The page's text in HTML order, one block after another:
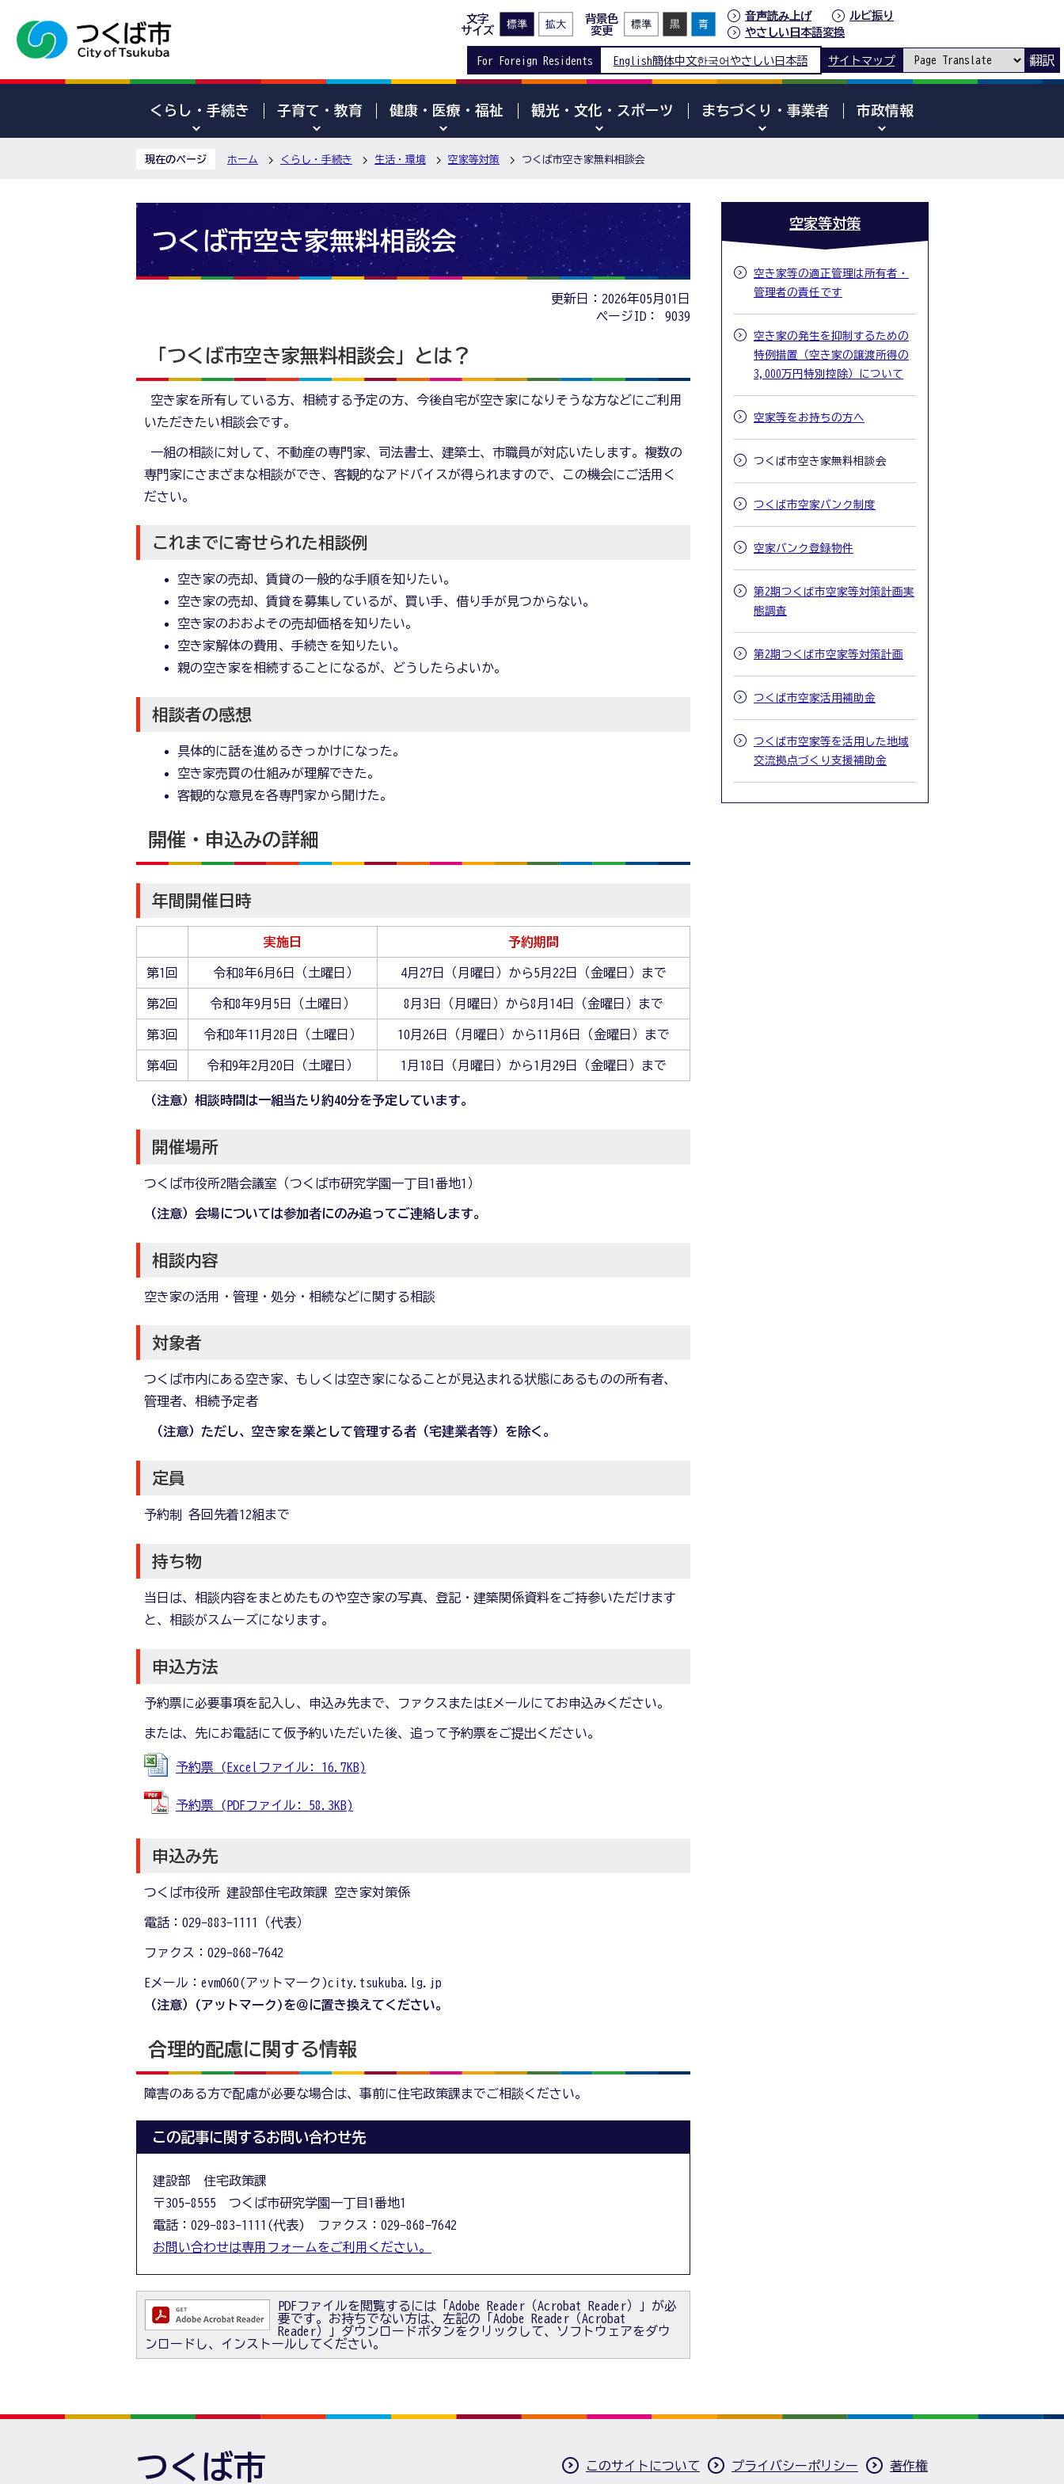
文字
サイズ
背景色
変更
音声読み上げ
ルビ振り
やさしい日本語変換
For Foreign Residents English簡体中文한국어 やさしい日本語 サイトマップ 翻訳
くらし・手続き 子育て・教育 健康・医療・福祉 観光・文化・スポーツ まちづくり・事業者 市政情報
現在のページ ホーム くらし・手続き 生活・環境 空家等対策 つくば市空き家無料相談会
つくば市空き家無料相談会
更新日：2026年05月01日
ページID：
9039
「つくば市空き家無料相談会」とは？
空き家を所有している方、相続する予定の方、今後自宅が空き家になりそうな方などにご利用
いただきたい相談会です。
一組の相談に対して、不動産の専門家、司法書士、建築士、市職員が対応いたします。複数の
専門家にさまざまな相談ができ、客観的なアドバイスが得られますので、この機会にご活用く
ださい。
これまでに寄せられた相談例
空き家の売却、賃貸の一般的な手順を知りたい。
空き家の売却、賃貸を募集しているが、買い手、借り手が見つからない。
空き家のおおよその売却価格を知りたい。
空き家解体の費用、手続きを知りたい。
親の空き家を相続することになるが、どうしたらよいか。
相談者の感想
具体的に話を進めるきっかけになった。
空き家売買の仕組みが理解できた。
客観的な意見を各専門家から聞けた。
開催・申込みの詳細
年間開催日時
実施日 予約期間
第1回 令和8年6月6日（土曜日） 4月27日（月曜日）から5月22日（金曜日）まで
第2回 令和8年9月5日（土曜日） 8月3日（月曜日）から8月14日（金曜日）まで
第3回 令和8年11月28日（土曜日） 10月26日（月曜日）から11月6日（金曜日）まで
第4回 令和9年2月20日（土曜日） 1月18日（月曜日）から1月29日（金曜日）まで
（注意）相談時間は一組当たり約40分を予定しています。
開催場所
つくば市役所2階会議室（つくば市研究学園一丁目1番地1）
（注意）会場については参加者にのみ追ってご連絡します。
相談内容
空き家の活用・管理・処分・相続などに関する相談
対象者
つくば市内にある空き家、もしくは空き家になることが見込まれる状態にあるものの所有者、
管理者、相続予定者
（注意）ただし、空き家を業として管理する者（宅建業者等）を除く。
定員
予約制 各回先着12組まで
持ち物
当日は、相談内容をまとめたものや空き家の写真、登記・建築関係資料をご持参いただけます
と、相談がスムーズになります。
申込方法
予約票に必要事項を記入し、申込み先まで、ファクスまたはEメールにてお申込みください。
または、先にお電話にて仮予約いただいた後、追って予約票をご提出ください。
予約票 (Excelファイル: 16.7KB)
予約票 (PDFファイル: 58.3KB)
申込み先
つくば市役所 建設部住宅政策課 空き家対策係
電話：029-883-1111（代表）
ファクス：029-868-7642
Eメール：evm060(アットマーク)city.tsukuba.lg.jp
（注意）(アットマーク)を＠に置き換えてください。
合理的配慮に関する情報
障害のある方で配慮が必要な場合は、事前に住宅政策課までご相談ください。
この記事に関するお問い合わせ先
建設部 住宅政策課
〒305-8555 つくば市研究学園一丁目1番地1
電話：029-883-1111(代表) ファクス：029-868-7642
お問い合わせは専用フォームをご利用ください。
PDFファイルを閲覧するには「Adobe Reader（Acrobat Reader）」が必
要です。お持ちでない方は、左記の「Adobe Reader（Acrobat
Reader）」ダウンロードボタンをクリックして、ソフトウェアをダウ
ンロードし、インストールしてください。
空家等対策
空き家等の適正管理は所有者・
管理者の責任です
空き家の発生を抑制するための
特例措置（空き家の譲渡所得の
3,000万円特別控除）について
空家等をお持ちの方へ
つくば市空き家無料相談会
つくば市空家バンク制度
空家バンク登録物件
第2期つくば市空家等対策計画実
態調査
第2期つくば市空家等対策計画
つくば市空家活用補助金
つくば市空家等を活用した地域
交流拠点づくり支援補助金
つくば市 このサイトについて プライバシーポリシー 著作権